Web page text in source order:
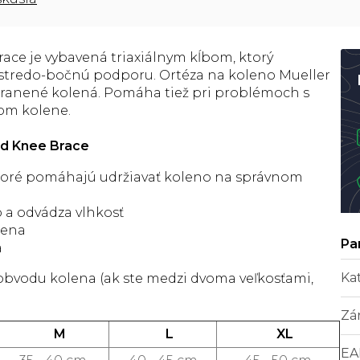
je vybavená triaxiálnym kĺbom, ktorý
bočnú podporu. Ortéza na koleno Mueller
kolená. Pomáha tiež pri problémoch s
kolene.
Knee Brace
pomáhajú udržiavať koleno na správnom
odvádza vlhkosť
kolena (ak ste medzi dvoma veľkosťami,
M L
XL